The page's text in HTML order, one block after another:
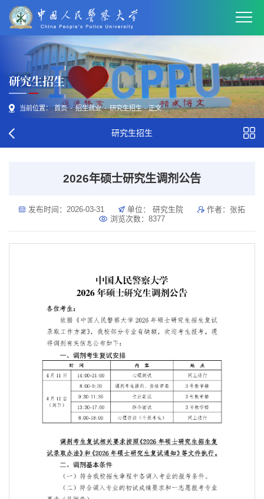
研究生招生
当前位置： 首页 - 招生就业 - 研究生招生 - 正文
研究生招生
2026年硕士研究生调剂公告
发布时间：2026-03-31 单位： 研究生院
作者：张拓
浏览次数： 8377